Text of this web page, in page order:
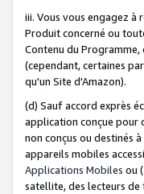
iii. Vous vous engagez à
Produit concerné ou
Contenu du
(cependant, certaines
qu'un Site d'Amazon).
(d) Sauf accord exprès
application conçue pour
non conçus ou destinés
appareils mobiles
Applications Mobiles ou
satellite, des lecteurs de